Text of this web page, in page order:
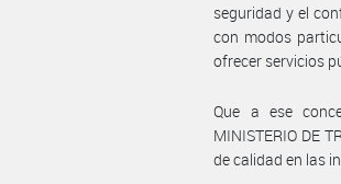
seguridad y el
con modos
ofrecer servicios
Que a ese
MINISTERIO DE
de calidad en las